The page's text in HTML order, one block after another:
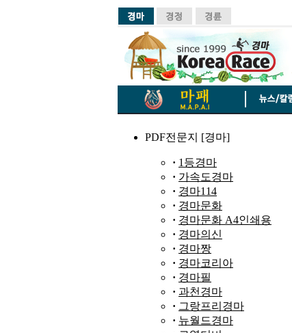
PDF전문지 [경마]
· 1등경마
· 가속도경마
· 경마114
· 경마문화
· 경마문화 A4인쇄용
· 경마의신
· 경마짱
· 경마코리아
· 경마필
· 과천경마
· 그랑프리경마
· 뉴월드경마